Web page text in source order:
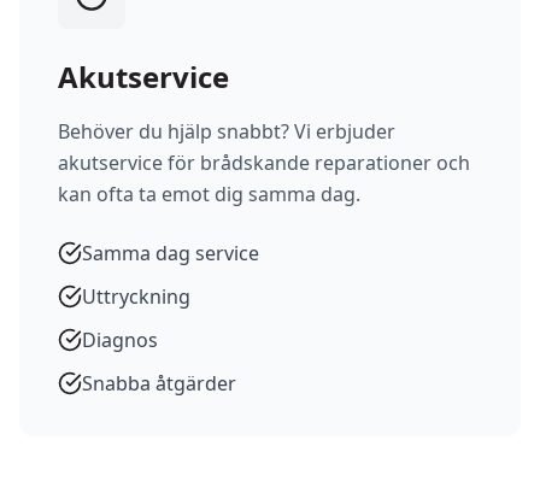
Akutservice
Behöver du hjälp snabbt? Vi erbjuder
akutservice för brådskande reparationer och
kan ofta ta emot dig samma dag.
Samma dag service
Uttryckning
Diagnos
Snabba åtgärder